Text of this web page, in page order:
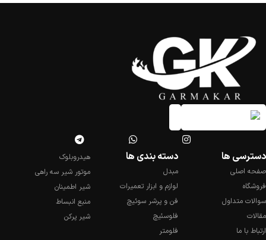
دسترسی ها
صفحه اصلی
فروشگاه
سوالات متداول
مقالات
ارتباط با ما
دسته بندی ها
مبدل
لوازم و ابزار تعمیرات
فن و پرشر سوئیچ
فلوسئیچ
فلومتر
هیدروبلوک
موتور شیر سه راهی
شیر اطمینان
منبع انبساط
شیر پرکن